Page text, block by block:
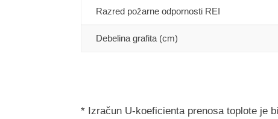
Razred požarne odpornosti REI
Debelina grafita (cm)
* Izračun U-koeficienta prenosa toplote je